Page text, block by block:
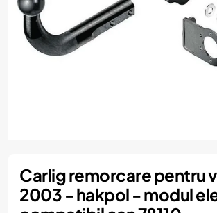
Carlig remorcare pentru
2003 - hakpol - modul